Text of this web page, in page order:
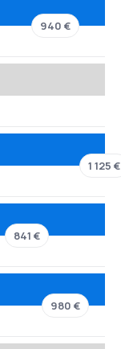
940 €
1 125 €
841 €
980 €